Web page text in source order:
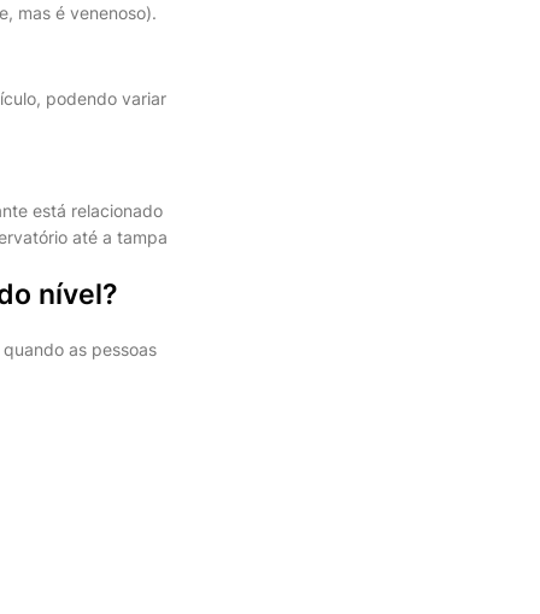
mas é venenoso).
podendo variar
está relacionado
até a tampa
nível?
as pessoas